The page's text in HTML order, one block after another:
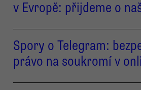
v Evropě: přijdeme o
Spory o Telegram:
právo na soukromí v